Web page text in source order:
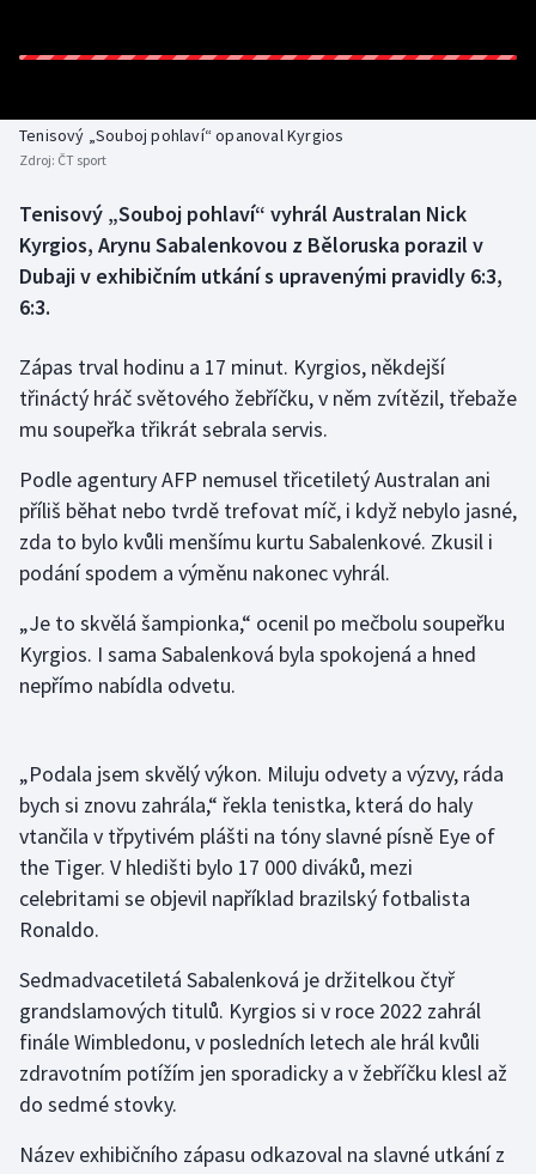
Biatlon
Box
Curling
Dostihy
Florbal
Futsal
Golf
Gymnastika
Házená
Jezdectví
Judo
Krasobruslení
Lezení
Lyže a snowboard
Moderní pětiboj
Motorsport
Olympijské hry
Parasport
Aplikace ČT sport
Tenisový „Souboj pohlaví“ opanoval Kyrgios
Zdroj: ČT sport
Tenisový „Souboj pohlaví“ vyhrál Australan Nick
Kyrgios, Arynu Sabalenkovou z Běloruska porazil v
Dubaji v exhibičním utkání s upravenými pravidly 6:3,
6:3.
Zápas trval hodinu a 17 minut. Kyrgios, někdejší
třináctý hráč světového žebříčku, v něm zvítězil, třebaže
mu soupeřka třikrát sebrala servis.
Podle agentury AFP nemusel třicetiletý Australan ani
příliš běhat nebo tvrdě trefovat míč, i když nebylo jasné,
zda to bylo kvůli menšímu kurtu Sabalenkové. Zkusil i
podání spodem a výměnu nakonec vyhrál.
„Je to skvělá šampionka,“ ocenil po mečbolu soupeřku
Kyrgios. I sama Sabalenková byla spokojená a hned
nepřímo nabídla odvetu.
„Podala jsem skvělý výkon. Miluju odvety a výzvy, ráda
bych si znovu zahrála,“ řekla tenistka, která do haly
vtančila v třpytivém plášti na tóny slavné písně Eye of
the Tiger. V hledišti bylo 17 000 diváků, mezi
celebritami se objevil například brazilský fotbalista
Ronaldo.
Sedmadvacetiletá Sabalenková je držitelkou čtyř
grandslamových titulů. Kyrgios si v roce 2022 zahrál
finále Wimbledonu, v posledních letech ale hrál kvůli
zdravotním potížím jen sporadicky a v žebříčku klesl až
do sedmé stovky.
Název exhibičního zápasu odkazoval na slavné utkání z